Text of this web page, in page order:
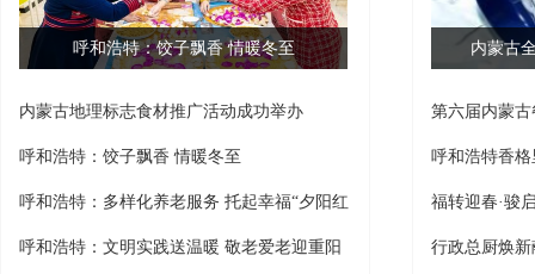
呼和浩特：饺子飘香 情暖冬至
内蒙古地理标志食材推广活动成功举办
呼和浩特：饺子飘香 情暖冬至
呼和浩特：多样化养老服务 托起幸福“夕阳红
呼和浩特：文明实践送温暖 敬老爱老迎重阳
内蒙古
第六届内蒙
呼和
呼和浩特香
福转迎春·骏
20
行政总厨焕